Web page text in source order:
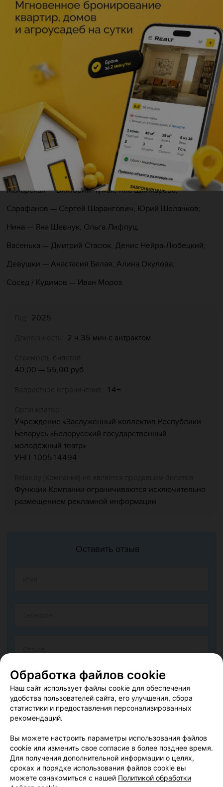
Над спектаклем работали:
Режиссёр-постановщик — Татьяна Аксёнкина;
Художник-постановщик — Татьяна Мацевич;
Художник по костюмам — Лидия Малашенко;
Художник по свету — Владимир Сергиенко;
Музыкальное оформление — Михаил Коренев;
Пластика и танец — Кирилл Балтруков.
Действующие лица и исполнители:
Бусыгин — Николай Воробей, Алексей Виноградов;
Сильва — Владимир Божков;
Макарская — Виктория Чумак, Яна Шинкарёва;
Сарафанов — Сергей Шарангович, Юрий Шеланков;
Нина — Яна Шевчук, Ольга Лифпуц;
Васенька — Дмитрий Стасюк, Денис Нейра-Любецкий;
Девушки — Анастасия Белая, Алина Окулова;
Сосед / Кудимов — Иван Мороз.
2025
2 ч 35 мин с антрактом
40,00 — 55,00 руб.
14+
Учреждение «Заслуженный коллектив Республики
Беларусь «Белорусский государственный
молодёжный театр»
УНП 100514494
Функции Компании ограничиваются исключительно
размещением рекламной информации
Оставить отзыв
Согласен опубликовать отзыв. Подробнее об
прав
Добавить отзыв
Обработка файлов cookie
Наш сайт использует файлы cookie для обеспечения
удобства пользователей сайта, его улучшения, сбора
статистики и предоставления персонализированных
рекомендаций.
Вы можете настроить параметры использования файлов
cookie или изменить свое согласие в более позднее время.
Для получения дополнительной информации о целях,
сроках и порядке использования файлов cookie вы
можете ознакомиться с нашей Политикой обработки